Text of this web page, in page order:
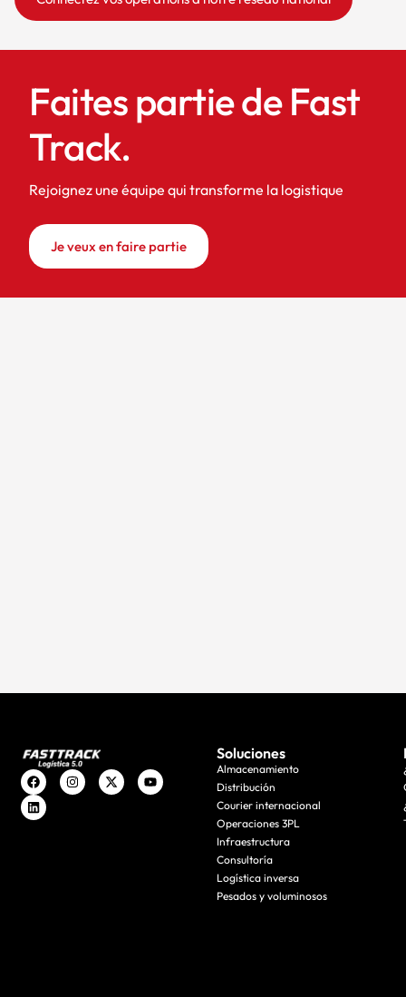
Faites partie de Fast
Track.
Rejoignez une équipe qui transforme la logistique
Je veux en faire partie
Soluciones
Almacenamiento
Distribución
Courier internacional
Operaciones 3PL
Infraestructura
Consultoría
Logística inversa
Pesados y voluminosos